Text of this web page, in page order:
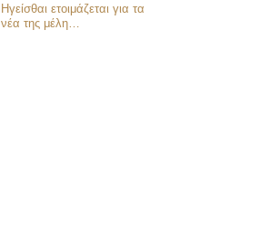
Ηγείσθαι ετοιμάζεται για τα
νέα της μέλη…